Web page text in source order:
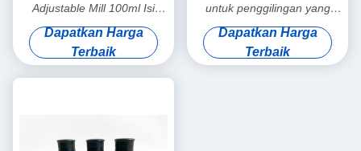
Adjustable Mill 100ml Isi
ulang
Dapatkan Harga
Terbaik
untuk penggilingan yang
terbuat dari toples kaca
Dapatkan Harga
Terbaik